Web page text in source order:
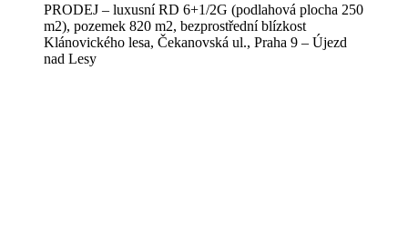
PRODEJ – luxusní RD 6+1/2G (podlahová plocha 250
m2), pozemek 820 m2, bezprostřední blízkost
Klánovického lesa, Čekanovská ul., Praha 9 – Újezd
nad Lesy